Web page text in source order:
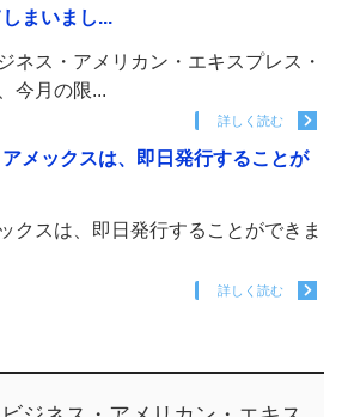
まいまし...
ネス・アメリカン・エキスプレス・
今月の限...
詳しく読む
メックスは、即日発行することが
クスは、即日発行することができま
詳しく読む